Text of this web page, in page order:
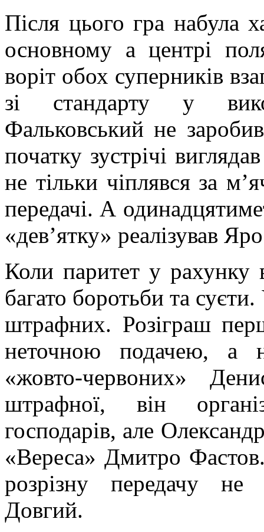
Після цього гра набула
основному а центрі
воріт обох суперників
зі стандарту у
Фальковський не
початку зустрічі
не тільки чіплявся за
передачі. А
«дев’ятку» реалізував
Коли паритет у рахунку
багато боротьби та
штрафних. Розіграш
неточною подачею, а
«жовто-червоних»
штрафної, він
господарів, але
«Вереса» Дмитро
розрізну передачу не
Довгий.